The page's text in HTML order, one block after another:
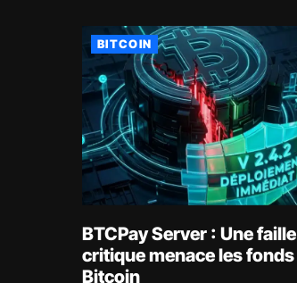
BITCOIN
BTCPay Server : Une faille
critique menace les fonds
Bitcoin